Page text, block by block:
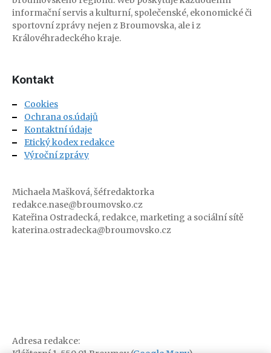
informační servis a kulturní, společenské, ekonomické či
sportovní zprávy nejen z Broumovska, ale i z
Královéhradeckého kraje.
Kontakt
Cookies
Ochrana os.údajů
Kontaktní údaje
Etický kodex redakce
Výroční zprávy
Michaela Mašková, šéfredaktorka
redakce.nase@broumovsko.cz
Kateřina Ostradecká, redakce, marketing a sociální sítě
katerina.ostradecka@broumovsko.cz
Adresa redakce: